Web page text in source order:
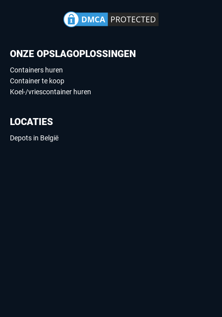
ONZE OPSLAGOPLOSSINGEN
Containers huren
Container te koop
Koel-/vriescontainer huren
LOCATIES
Depots in België